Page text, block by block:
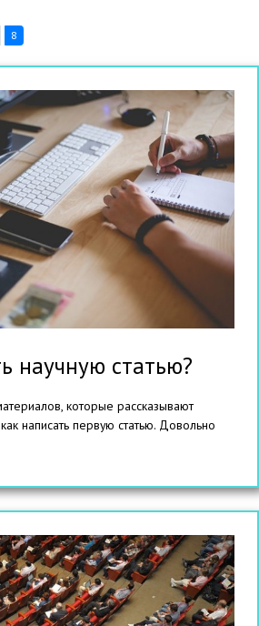
8
научную статью?
которые рассказывают
написать первую статью. Довольно